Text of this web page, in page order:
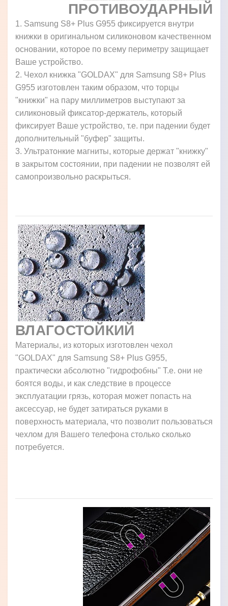
ПРОТИВОУДАРНЫЙ
1. Samsung S8+ Plus G955 фиксируется внутри
книжки в оригинальном силиконовом качественном
основании, которое по всему периметру защищает
Ваше устройство.
2. Чехол книжка "GOLDAX" для Samsung S8+ Plus
G955 изготовлен таким образом, что торцы
"книжки" на пару миллиметров выступают за
силиконовый фиксатор-держатель, который
фиксирует Ваше устройство, т.е. при падении будет
дополнительный "буфер" защиты.
3. Ультратонкие магниты, которые держат "книжку"
в закрытом состоянии, при падении не позволят ей
самопроизвольно раскрыться.
ВЛАГОСТОЙКИЙ
Материалы, из которых изготовлен чехол
"GOLDAX" для Samsung S8+ Plus G955,
практически абсолютно "гидрофобны" Т.е. они не
боятся воды, и как следствие в процессе
эксплуатации грязь, которая может попасть на
аксессуар, не будет затираться руками в
поверхность материала, что позволит пользоваться
чехлом для Вашего телефона столько сколько
потребуется.